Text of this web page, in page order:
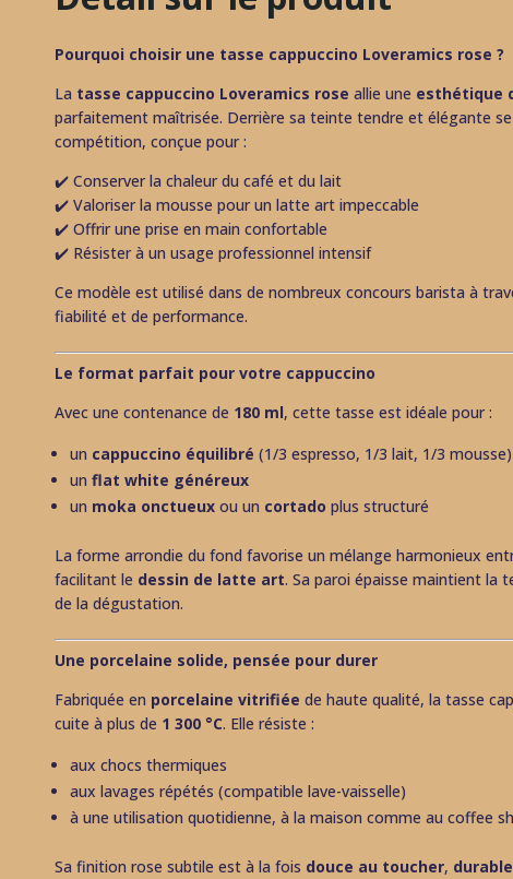
Pourquoi choisir une tasse cappuccino Loveramics rose ?
La tasse cappuccino Loveramics rose allie une esthétique
parfaitement maîtrisée. Derrière sa teinte tendre et élégante
compétition, conçue pour :
✔️ Conserver la chaleur du café et du lait
✔️ Valoriser la mousse pour un latte art impeccable
✔️ Offrir une prise en main confortable
✔️ Résister à un usage professionnel intensif
Ce modèle est utilisé dans de nombreux concours barista à
fiabilité et de performance.
Le format parfait pour votre cappuccino
Avec une contenance de 180 ml, cette tasse est idéale pour :
un cappuccino équilibré (1/3 espresso, 1/3 lait, 1/3 mousse)
un flat white généreux
un moka onctueux ou un cortado plus structuré
La forme arrondie du fond favorise un mélange harmonieux
facilitant le dessin de latte art. Sa paroi épaisse maintient la
de la dégustation.
Une porcelaine solide, pensée pour durer
Fabriquée en porcelaine vitrifiée de haute qualité, la tasse
cuite à plus de 1 300 °C. Elle résiste :
aux chocs thermiques
aux lavages répétés (compatible lave-vaisselle)
à une utilisation quotidienne, à la maison comme au coffee
Sa finition rose subtile est à la fois douce au toucher,